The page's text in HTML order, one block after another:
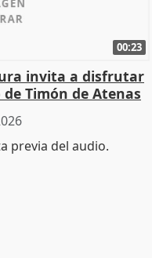
00:23
invita a disfrutar
Timón de Atenas